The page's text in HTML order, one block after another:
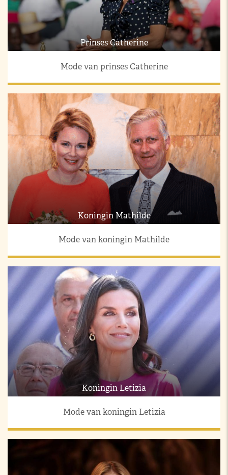
Prinses Catherine
Mode van prinses Catherine
Koningin Mathilde
Mode van koningin Mathilde
Koningin Letizia
Mode van koningin Letizia